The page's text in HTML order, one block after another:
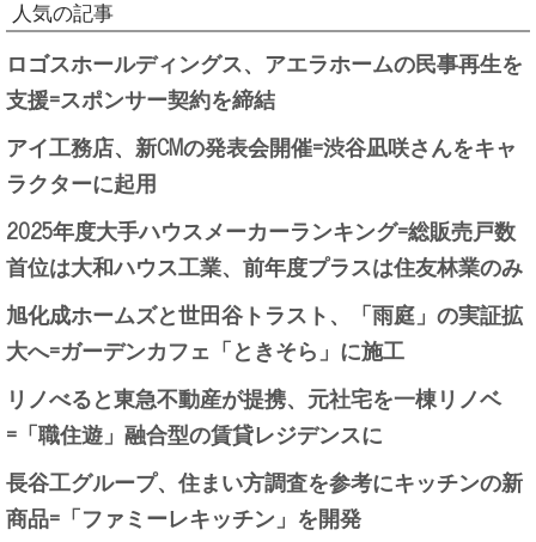
人気の記事
ロゴスホールディングス、アエラホームの民事再生を
支援=スポンサー契約を締結
アイ工務店、新CMの発表会開催=渋谷凪咲さんをキャ
ラクターに起用
2025年度大手ハウスメーカーランキング=総販売戸数
首位は大和ハウス工業、前年度プラスは住友林業のみ
旭化成ホームズと世田谷トラスト、「雨庭」の実証拡
大へ=ガーデンカフェ「ときそら」に施工
リノべると東急不動産が提携、元社宅を一棟リノベ
=「職住遊」融合型の賃貸レジデンスに
長谷工グループ、住まい方調査を参考にキッチンの新
商品=「ファミーレキッチン」を開発